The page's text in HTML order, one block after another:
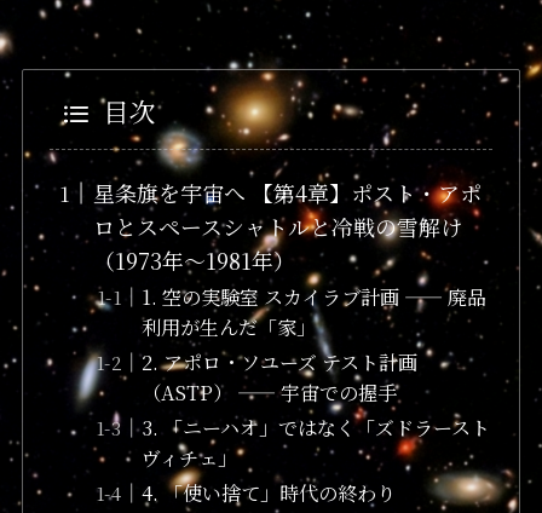
目次
星条旗を宇宙へ 【第4章】ポスト・アポ
ロとスペースシャトルと冷戦の雪解け
（1973年〜1981年）
1. 空の実験室 スカイラブ計画 —— 廃品
利用が生んだ「家」
2. アポロ・ソユーズ テスト計画
（ASTP） —— 宇宙での握手
3. 「ニーハオ」ではなく「ズドラースト
ヴィチェ」
4. 「使い捨て」時代の終わり